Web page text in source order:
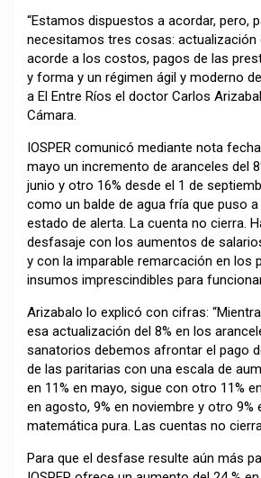
“Estamos dispuestos a acordar, pero,
necesitamos tres cosas: actualización
acorde a los costos, pagos de las
y forma y un régimen ágil y moderno
a El Entre Ríos el doctor Carlos
Cámara.
IOSPER comunicó mediante nota
mayo un incremento de aranceles del
junio y otro 16% desde el 1 de
como un balde de agua fría que puso
estado de alerta. La cuenta no cierra.
desfasaje con los aumentos de
y con la imparable remarcación en los
insumos imprescindibles para
Arizabalo lo explicó con cifras:
esa actualización del 8% en los
sanatorios debemos afrontar el pago
de las paritarias con una escala de
en 11% en mayo, sigue con otro 11%
en agosto, 9% en noviembre y otro 9%
matemática pura. Las cuentas no
Para que el desfase resulte aún más